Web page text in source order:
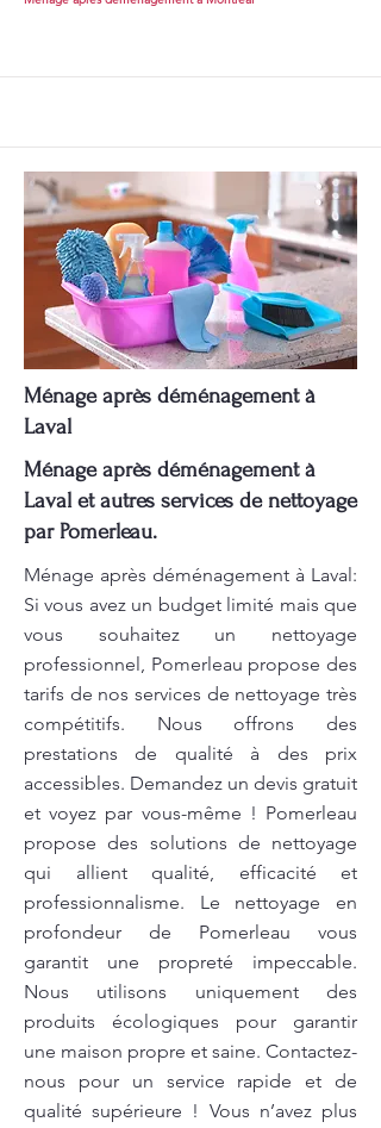
Ménage après déménagement à
Laval
Ménage après déménagement à
Laval et autres services de nettoyage
par Pomerleau.
Ménage après déménagement à Laval:
Si vous avez un budget limité mais que
vous souhaitez un nettoyage
professionnel, Pomerleau propose des
tarifs de nos services de nettoyage très
compétitifs. Nous offrons des
prestations de qualité à des prix
accessibles. Demandez un devis gratuit
et voyez par vous-même ! Pomerleau
propose des solutions de nettoyage
qui allient qualité, efficacité et
professionnalisme. Le nettoyage en
profondeur de Pomerleau vous
garantit une propreté impeccable.
Nous utilisons uniquement des
produits écologiques pour garantir
une maison propre et saine. Contactez-
nous pour un service rapide et de
qualité supérieure ! Vous n’avez plus